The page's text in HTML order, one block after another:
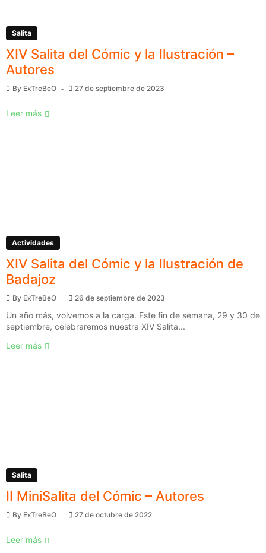
Salita
XIV Salita del Cómic y la Ilustración –
Autores
By ExTreBeO 27 de septiembre de 2023
Leer más
Actividades
XIV Salita del Cómic y la Ilustración de
Badajoz
By ExTreBeO 26 de septiembre de 2023
Un año más, volvemos a la carga. Este fin de semana, 29 y 30 de
septiembre, celebraremos nuestra XIV Salita...
Leer más
Salita
II MiniSalita del Cómic – Autores
By ExTreBeO 27 de octubre de 2022
Leer más